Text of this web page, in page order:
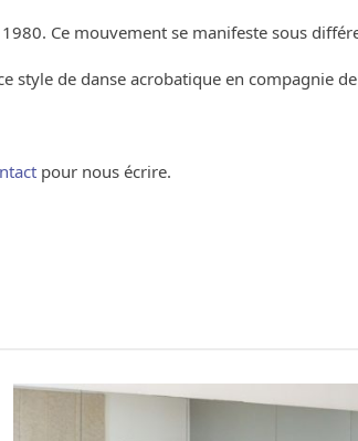
Ce mouvement se manifeste sous
style de danse acrobatique en compagnie
pour nous écrire.